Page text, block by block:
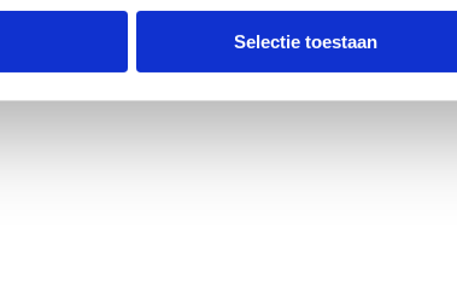
Selectie toestaan